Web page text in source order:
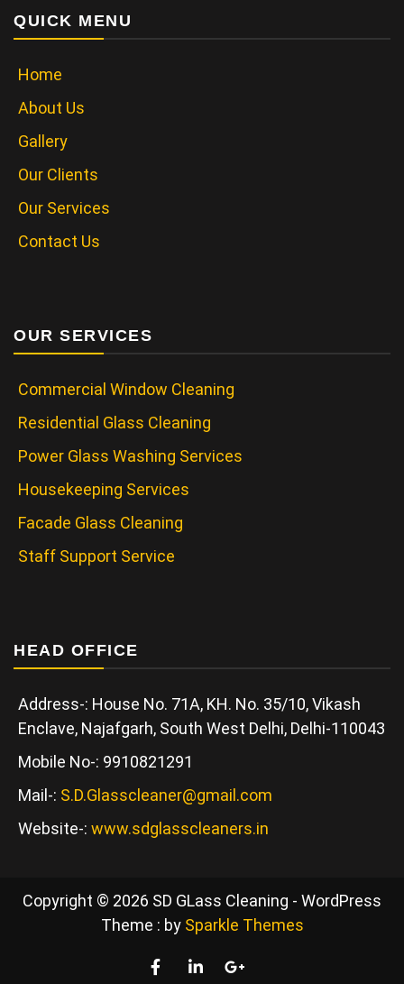
QUICK MENU
Home
About Us
Gallery
Our Clients
Our Services
Contact Us
OUR SERVICES
Commercial Window Cleaning
Residential Glass Cleaning
Power Glass Washing Services
Housekeeping Services
Facade Glass Cleaning
Staff Support Service
HEAD OFFICE
Address-: House No. 71A, KH. No. 35/10, Vikash
Enclave, Najafgarh, South West Delhi, Delhi-110043
Mobile No-: 9910821291
Mail-: S.D.Glasscleaner@gmail.com
Website-: www.sdglasscleaners.in
Copyright © 2026 SD GLass Cleaning - WordPress
Theme : by Sparkle Themes